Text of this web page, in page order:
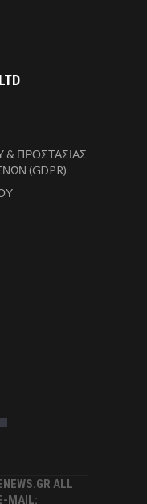
& ΠΡΟΣΤΑΣΙΑΣ
(GDPR)
ALL
MAIL: